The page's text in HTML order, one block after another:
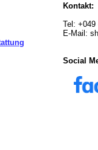
Kontakt:
Tel: +049
E-Mail:
Social